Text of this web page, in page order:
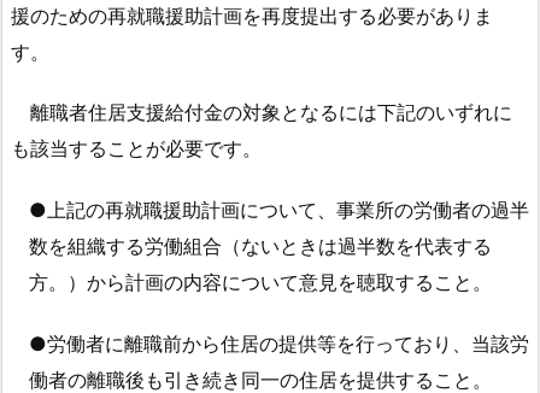
援
金
制
の
対
事
主
援のための再就職援助計画を再度提出する必要がありま
す。
離職者住居支援給付金の対象となるには下記のいずれに
も該当することが必要です。
●上記の再就職援助計画について、事業所の労働者の過半
数を組織する労働組合（ないときは過半数を代表する
方。）から計画の内容について意見を聴取すること。
●労働者に離職前から住居の提供等を行っており、当該労
働者の離職後も引き続き同一の住居を提供すること。